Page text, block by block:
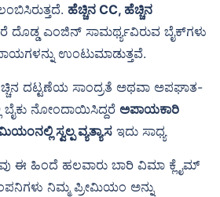
ಹೆಚ್ಚಿನ CC, ಹೆಚ್ಚಿನ
ದೊಡ್ಡ ಎಂಜಿನ್ ಸಾಮರ್ಥ್ಯವಿರುವ ಬೈಕ್‌ಗಳು
ಉಂಟುಮಾಡುತ್ತವೆ.
ದಟ್ಟಣೆಯ ಸಾಂದ್ರತೆ ಅಥವಾ ಅಪಘಾತ-
ಬೈಕು ನೋಂದಾಯಿಸಿದ್ದರೆ ಅಪಾಯಕಾರಿ
ಸ್ವಲ್ಪ ವ್ಯತ್ಯಾಸ ಇದು ಸಾಧ್ಯ
ಈ ಹಿಂದೆ ಹಲವಾರು ಬಾರಿ ವಿಮಾ ಕ್ಲೈಮ್
ನಿಮ್ಮ ಪ್ರೀಮಿಯಂ ಅನ್ನು